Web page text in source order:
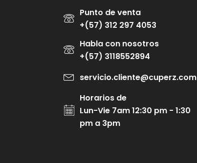
Punto de venta
+(57) 312 297 4053
Habla con nosotros
+(57) 3118552894
servicio.cliente@cuperz.com
Horarios de
Lun-Vie 7am 12:30 pm - 1:30
pm a 3pm